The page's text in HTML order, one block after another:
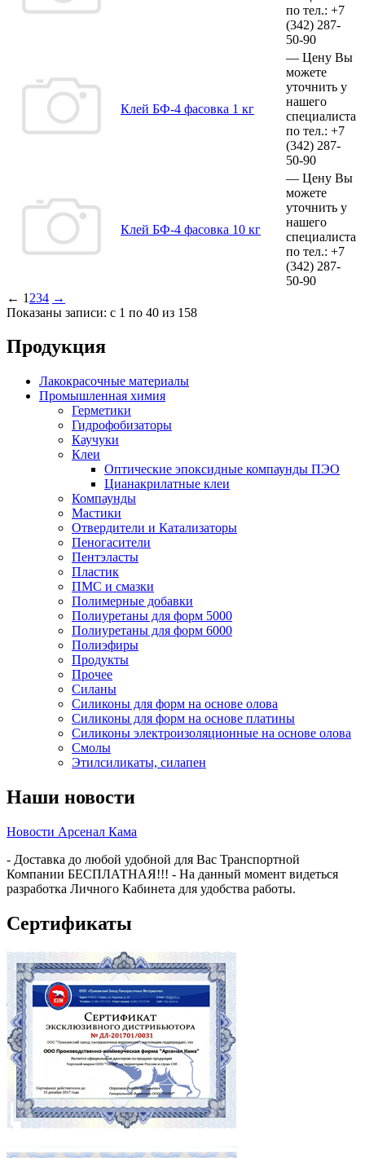
по тел.: +7
(342) 287-
50-90
Клей БФ-4 фасовка 1 кг
— Цену Вы
можете
уточнить у
нашего
специалиста
по тел.: +7
(342) 287-
50-90
Клей БФ-4 фасовка 10 кг
— Цену Вы
можете
уточнить у
нашего
специалиста
по тел.: +7
(342) 287-
50-90
← 1 234 →
Показаны записи: с 1 по 40 из 158
Продукция
Лакокрасочные материалы
Промышленная химия
Герметики
Гидрофобизаторы
Каучуки
Клеи
Оптические эпоксидные компаунды ПЭО
Цианакрилатные клеи
Компаунды
Мастики
Отвердители и Катализаторы
Пеногасители
Пентэласты
Пластик
ПМС и смазки
Полимерные добавки
Полиуретаны для форм 5000
Полиуретаны для форм 6000
Полиэфиры
Продукты
Прочее
Силаны
Силиконы для форм на основе олова
Силиконы для форм на основе платины
Силиконы электроизоляционные на основе олова
Смолы
Этилсиликаты, силапен
Наши новости
Новости Арсенал Кама
- Доставка до любой удобной для Вас Транспортной
Компании БЕСПЛАТНАЯ!!! - На данный момент видеться
разработка Личного Кабинета для удобства работы.
Сертификаты